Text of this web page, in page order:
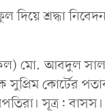
শ্রদ্ধা
মো. আবদুল
সুপ্রিম কোর্টের
সূত্র: বাসস।